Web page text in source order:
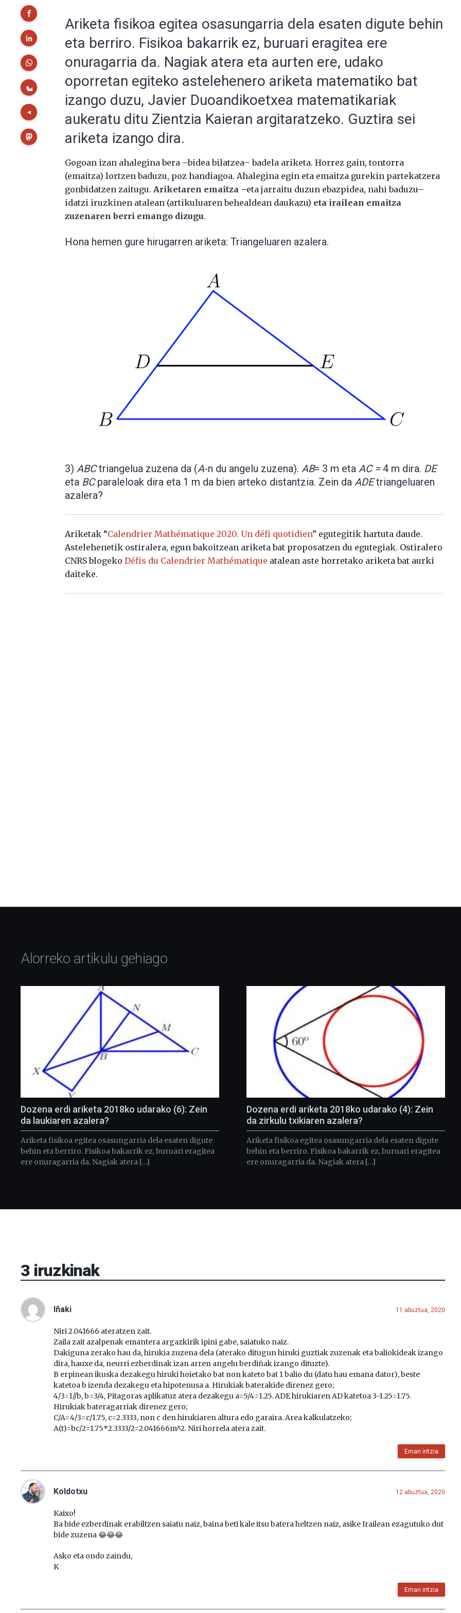
Ariketa fisikoa egitea osasungarria dela esaten digute behin
eta berriro. Fisikoa bakarrik ez, buruari eragitea ere
onuragarria da. Nagiak atera eta aurten ere, udako
oporretan egiteko astelehenero ariketa matematiko bat
izango duzu, Javier Duoandikoetxea matematikariak
aukeratu ditu Zientzia Kaieran argitaratzeko. Guztira sei
ariketa izango dira.
Gogoan izan ahalegina bera –bidea bilatzea– badela ariketa. Horrez gain, tontorra
(emaitza) lortzen baduzu, poz handiagoa. Ahalegina egin eta emaitza gurekin partekatzera
gonbidatzen zaitugu.Ariketaren emaitza –eta jarraitu duzun ebazpidea, nahi baduzu–
idatzi iruzkinen atalean (artikuluaren behealdean daukazu) eta irailean emaitza
zuzenaren berri emango dizugu.
Hona hemen gure hirugarren ariketa: Triangeluaren azalera.
3)ABCtriangelua zuzena da (A-n du angelu zuzena).AB= 3 m etaAC =4 m dira. DE
eta BCparaleloak dira eta 1 m da bien arteko distantzia. Zein daADEtriangeluaren
azalera?
Ariketak “Calendrier Mathématique 2020. Un défi quotidien” egutegitik hartuta daude.
Astelehenetik ostiralera, egun bakoitzean ariketa bat proposatzen du egutegiak. Ostiralero
CNRS blogekoDéfis du Calendrier Mathématique atalean aste horretako ariketa bat aurki
daiteke.
Alorreko artikulu gehiago
Dozena erdi ariketa 2018ko udarako (6): Zein
da laukiaren azalera?
Ariketa fisikoa egitea osasungarria dela esaten digute
behin eta berriro. Fisikoa bakarrik ez, buruari eragitea
ere onuragarria da. Nagiak atera […]
Dozena erdi ariketa 2018ko udarako (4): Zein
da zirkulu txikiaren azalera?
Ariketa fisikoa egitea osasungarria dela esaten digute
behin eta berriro. Fisikoa bakarrik ez, buruari eragitea
ere onuragarria da. Nagiak atera […]
3 iruzkinak
Iñaki 11 abuztua, 2020
Niri 2.041666 ateratzen zait.
Zaila zait azalpenak emantera argazkirik ipini gabe, saiatuko naiz.
Dakiguna zerako hau da, hirukia zuzena dela (aterako ditugun hiruki guztiak zuzenak eta baliokideak izango
dira, hauxe da, neurri ezberdinak izan arren angelu berdiñak izango dituzte).
B erpinean ikuska dezakegu hiruki hoietako bat non kateto bat 1 balio du (datu hau emana dator), beste
katetoa b izenda dezakegu eta hipotenusa a. Hirukiak baterakide direnez gero;
4/3=1//b, b=3/4, Pitagoras aplikatuz atera dezakegu a=5/4=1.25. ADE hirukiaren AD katetoa 3-1.25=1.75.
Hirukiak bateragarriak direnez gero;
C/A=4/3=c/1.75, c=2.3333, non c den hirukiaren altura edo garaira. Area kalkulatzeko;
A(t)=bc/2=1.75*2.3333/2=2.041666m^2. Niri horrela atera zait.
Eman iritzia
Koldotxu 12 abuztua, 2020
Kaixo!
Ba bide ezberdinak erabiltzen saiatu naiz, baina beti kale itsu batera heltzen naiz, asike Irailean ezagutuko dut
bide zuzena 😂😂😂
Asko eta ondo zaindu,
K
Eman iritzia